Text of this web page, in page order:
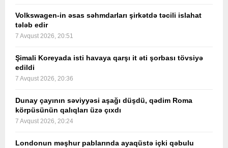
Volkswagen-in əsas səhmdarları şirkətdə təcili islahat
tələb edir
7 Avqust 2026, 20:51
Şimali Koreyada isti havaya qarşı it əti şorbası tövsiyə
edildi
7 Avqust 2026, 20:36
Dunay çayının səviyyəsi aşağı düşdü, qədim Roma
körpüsünün qalıqları üzə çıxdı
7 Avqust 2026, 20:24
Londonun məşhur pablarında ayaqüstə içki qəbulu